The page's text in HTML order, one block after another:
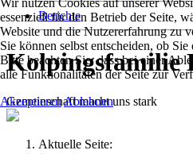
Berichte
Kolpingsfamilie
Gemeinschaft macht uns stark
Aktuelle Seite:
Wir nutzen Cookies auf unserer
essenziell für den Betrieb der Seite,
Website und die Nutzererfahrung zu
Sie können selbst entscheiden, ob
Bitte beachten Sie, dass bei einer
alle Funktionalitäten der Seite zur
AkzeptierenAblehnen